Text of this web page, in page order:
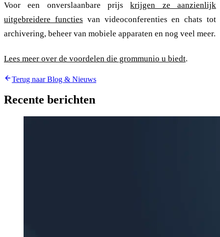
Voor een onverslaanbare prijskrijgen ze aanzienlijk
uitgebreidere functies van videoconferenties en chats tot
archivering, beheer van mobiele apparaten en nog veel meer.
Lees meer over de voordelen die grommunio u biedt.
Terug naar Blog & Nieuws
Recente berichten